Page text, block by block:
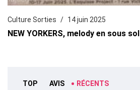
Culture Sorties 14 juin 2025
NEW YORKERS, melody en sous sol
TOP AVIS RÉCENTS